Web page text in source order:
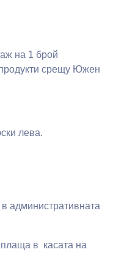
на 1 брой
срещу Южен
лева.
административната
в касата на